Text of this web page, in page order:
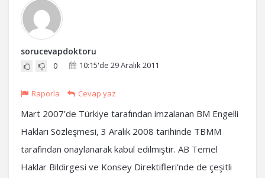
sorucevapdoktoru
0 10:15'de 29 Aralık 2011
Raporla Cevap yaz
Mart 2007’de Türkiye tarafından imzalanan BM Engelli
Hakları Sözleşmesi, 3 Aralık 2008 tarihinde TBMM
tarafından onaylanarak kabul edilmiştir. AB Temel
Haklar Bildirgesi ve Konsey Direktifleri’nde de çeşitli